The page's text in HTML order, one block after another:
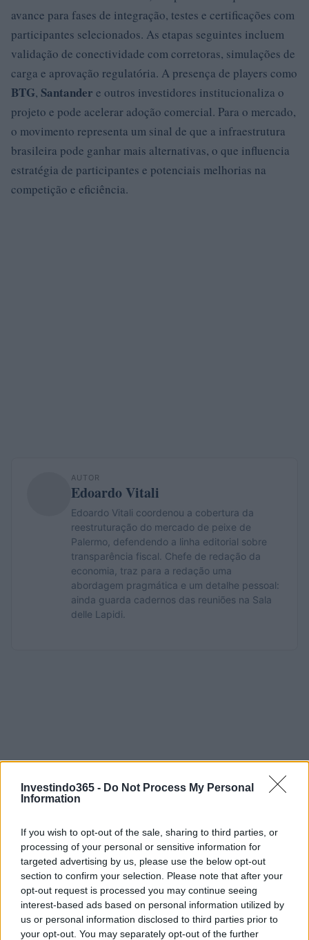
Investindo365 - Do Not Process My Personal
Information
If you wish to opt-out of the sale, sharing to third parties, or
processing of your personal or sensitive information for
targeted advertising by us, please use the below opt-out
section to confirm your selection. Please note that after your
opt-out request is processed you may continue seeing
interest-based ads based on personal information utilized by
us or personal information disclosed to third parties prior to
your opt-out. You may separately opt-out of the further
avance para fases de integração, testes e certificações com
participantes selecionados. As etapas seguintes incluem
validação de conectividade com corretoras, simulações de
carga e aprovação regulatória. A presença de players como
BTG, Santander e outros investidores institucionaliza o
projeto e pode acelerar adoção comercial. Para o mercado,
o movimento representa um sinal de que a infraestrutura
brasileira pode ganhar mais alternativas, o que influencia
estratégia de participantes e potenciais melhorias na
competição e eficiência.
AUTOR
Edoardo Vitali
Edoardo Vitali coordenou a cobertura da
reestruturação do mercado de peixe de
Palermo, defendendo a linha editorial sobre
transparência fiscal. Chefe de redação da
economia, traz para a redação uma
abordagem pragmática e um detalhe pessoal:
ainda guarda cadernos das reuniões na Sala
delle Lapidi.